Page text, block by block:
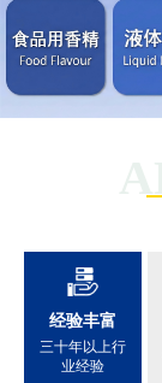
经验丰富
三十年以上行
业经验